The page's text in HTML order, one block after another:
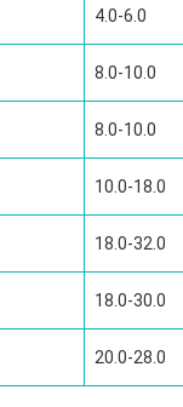
4.0-6.0
8.0-10.0
8.0-10.0
10.0-18.0
18.0-32.0
18.0-30.0
20.0-28.0